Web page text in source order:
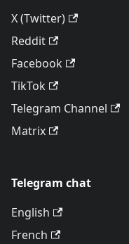
X (Twitter)
Reddit
Facebook
TikTok
Telegram Channel
Matrix
Telegram chat
English
French